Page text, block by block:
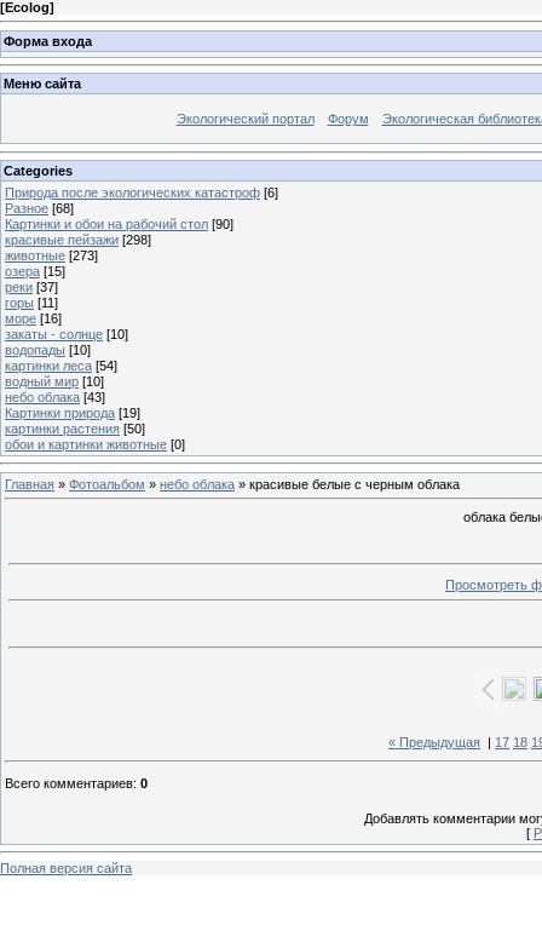
[Ecolog]
Форма входа
Меню сайта
Экологический портал Форум Экологическая
Categories
Природа после экологических катастроф [6]
Разное [68]
Картинки и обои на рабочий стол [90]
красивые пейзажи [298]
животные [273]
озера [15]
реки [37]
горы [11]
море [16]
закаты - солнце [10]
водопады [10]
картинки леса [54]
водный мир [10]
небо облака [43]
Картинки природа [19]
картинки растения [50]
обои и картинки животные [0]
Главная » Фотоальбом » небо облака » красивые белые с черным облака
облака
Просмотреть
« Предыдущая 17 18
Всего комментариев: 0
Добавлять комментарии
[
Полная версия сайта